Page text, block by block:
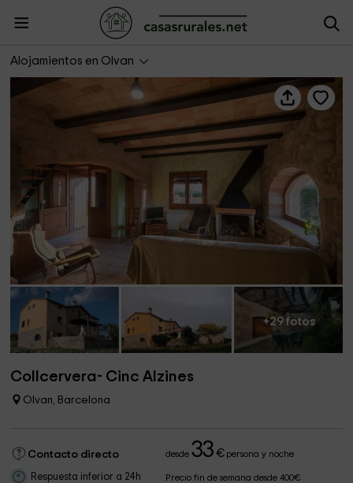
Alojamientos en Olvan
Collcervera- Cinc Alzines
+29 fotos
Collcervera- Cinc Alzines
Olvan, Barcelona
Contacto directo desde33 €persona y noche
Respuesta inferior a 24h Precio fin de semana desde 400€